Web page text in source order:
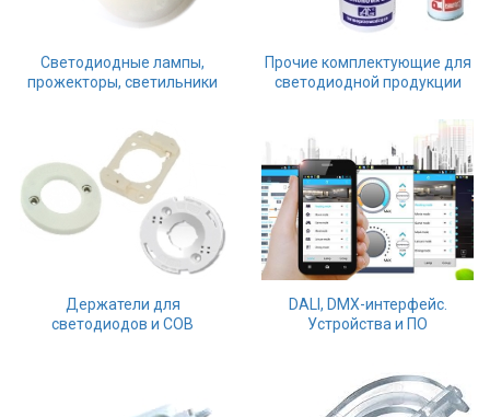
Светодиодные лампы,
прожекторы, светильники
Прочие комплектующие для
светодиодной продукции
Держатели для
светодиодов и СОВ
DALI, DMX-интерфейс.
Устройства и ПО